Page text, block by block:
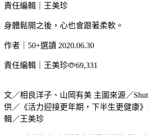
責任編輯｜王美珍
身體鬆開之後，心也會跟著柔軟。
作者｜50+選讀 2020.06.30
責任編輯｜王美珍 69,331
文／相良洋子、山岡有美 主圖來源／
供／《活力迎接更年期，下半生更健康
輯／王美珍